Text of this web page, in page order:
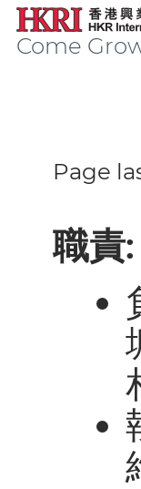
Come
Page
職責: